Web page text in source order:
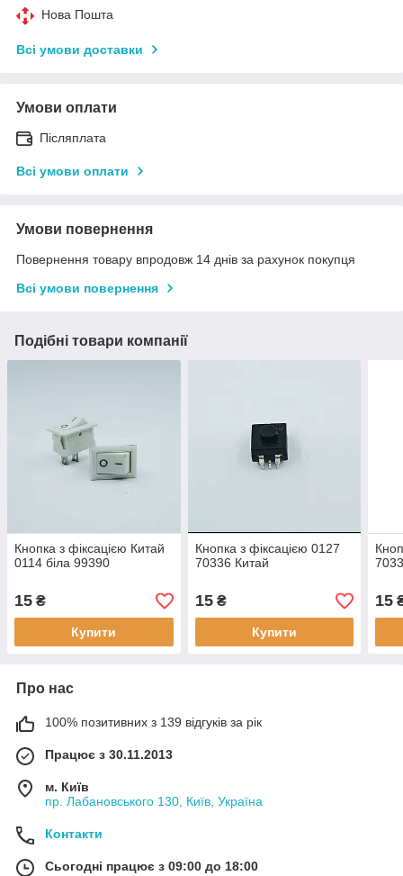
Нова Пошта
Всі умови доставки
Умови оплати
Післяплата
Всі умови оплати
Умови повернення
Повернення товару впродовж 14 днів за рахунок покупця
Всі умови повернення
Подібні товари компанії
Кнопка з фіксацією Китай
0114 біла 99390
15 ₴
Купити
Кнопка з фіксацією 0127
70336 Китай
15₴
Купити
15
Про нас
100% позитивних з 139 відгуків за рік
Працює з 30.11.2013
м. Київ
пр. Лабановського 130, Київ, Україна
Контакти
Сьогодні працює з 09:00 до 18:00